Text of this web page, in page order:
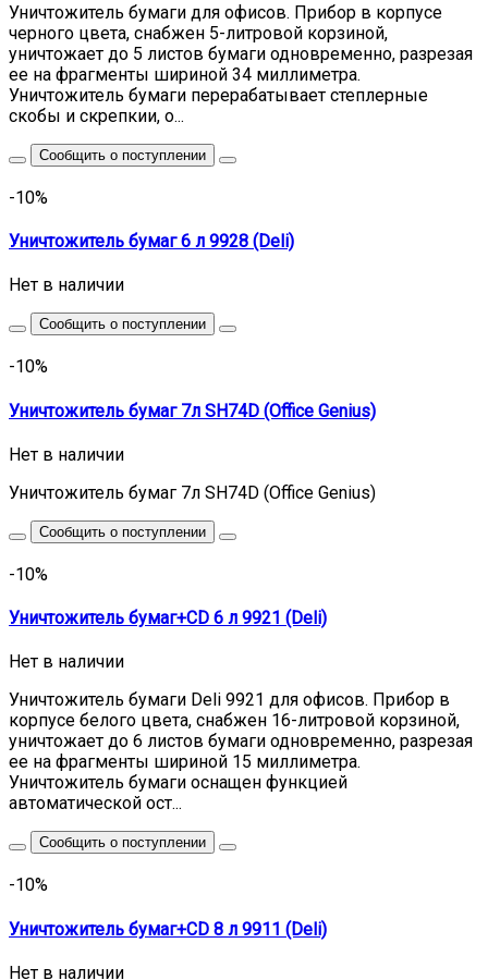
Уничтожитель бумаги для офисов. Прибор в корпусе
черного цвета, снабжен 5-литровой корзиной,
уничтожает до 5 листов бумаги одновременно, разрезая
ее на фрагменты шириной 34 миллиметра.
Уничтожитель бумаги перерабатывает степлерные
скобы и скрепкии, о...
Сообщить о поступлении
-10%
Уничтожитель бумаг 6 л 9928 (Deli)
Нет в наличии
Сообщить о поступлении
-10%
Уничтожитель бумаг 7л SH74D (Office Genius)
Нет в наличии
Уничтожитель бумаг 7л SH74D (Office Genius)
Сообщить о поступлении
-10%
Уничтожитель бумаг+CD 6 л 9921 (Deli)
Нет в наличии
Уничтожитель бумаги Deli 9921 для офисов. Прибор в
корпусе белого цвета, снабжен 16-литровой корзиной,
уничтожает до 6 листов бумаги одновременно, разрезая
ее на фрагменты шириной 15 миллиметра.
Уничтожитель бумаги оснащен функцией
автоматической ост...
Сообщить о поступлении
-10%
Уничтожитель бумаг+CD 8 л 9911 (Deli)
Нет в наличии